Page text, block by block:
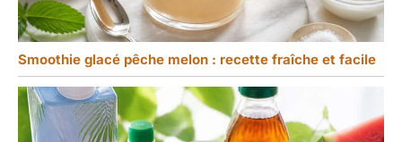
Smoothie glacé pêche melon : recette fraîche et facile